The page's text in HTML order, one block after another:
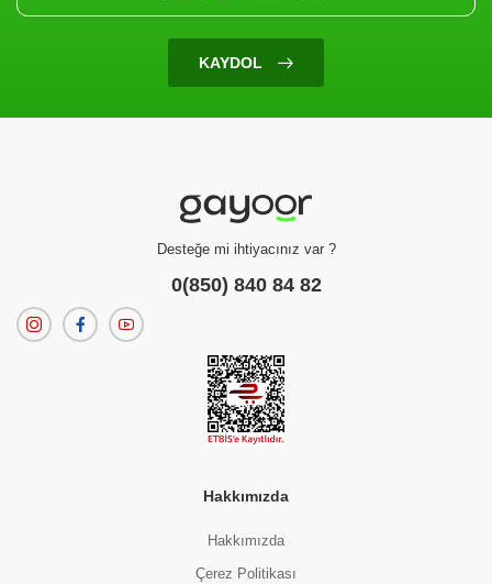
Filtrenize Uygun
Ürün Bulunamadı
KAYDOL
Desteğe mi ihtiyacınız var ?
0(850) 840 84 82
Hakkımızda
Hakkımızda
Çerez Politikası